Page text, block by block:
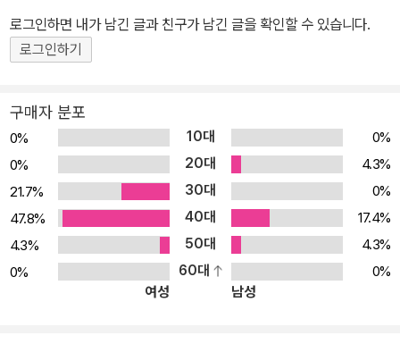
로그인하면 내가 남긴 글과 친구가 남긴 글을 확인할 수 있습니다.
로그인하기
구매자 분포
0% 10대
0%
0%
20대
4.3%
21.7%
30대
0%
47.8%
40대
17.4%
4.3%
50대
4.3%
0%
60대
0%
여성
남성